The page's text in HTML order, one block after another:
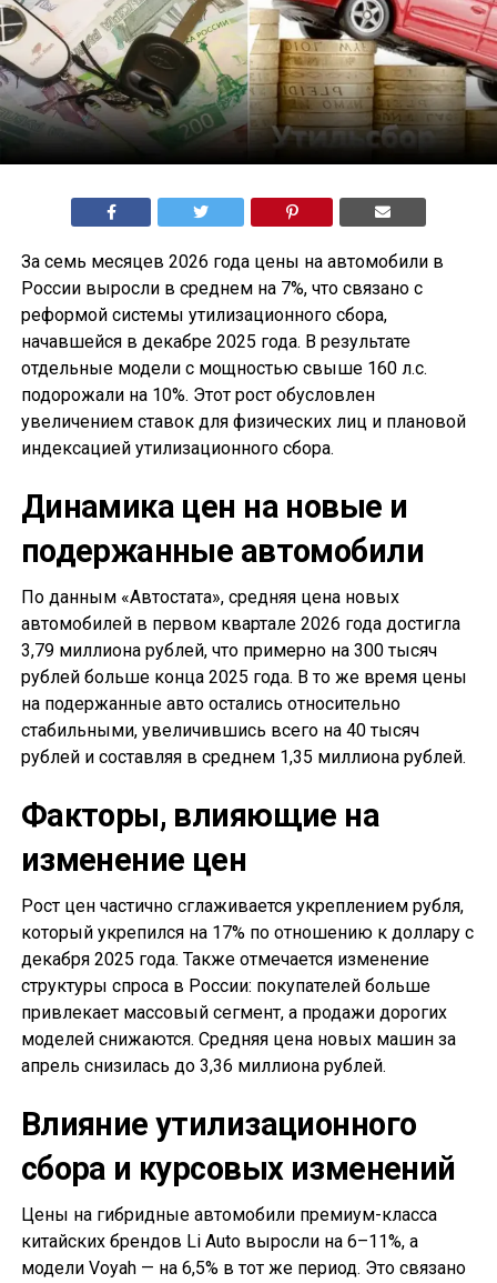
За семь месяцев 2026 года цены на автомобили в
России выросли в среднем на 7%, что связано с
реформой системы утилизационного сбора,
начавшейся в декабре 2025 года. В результате
отдельные модели с мощностью свыше 160 л.с.
подорожали на 10%. Этот рост обусловлен
увеличением ставок для физических лиц и плановой
индексацией утилизационного сбора.
Динамика цен на новые и
подержанные автомобили
По данным «Автостата», средняя цена новых
автомобилей в первом квартале 2026 года достигла
3,79 миллиона рублей, что примерно на 300 тысяч
рублей больше конца 2025 года. В то же время цены
на подержанные авто остались относительно
стабильными, увеличившись всего на 40 тысяч
рублей и составляя в среднем 1,35 миллиона рублей.
Факторы, влияющие на
изменение цен
Рост цен частично сглаживается укреплением рубля,
который укрепился на 17% по отношению к доллару с
декабря 2025 года. Также отмечается изменение
структуры спроса в России: покупателей больше
привлекает массовый сегмент, а продажи дорогих
моделей снижаются. Средняя цена новых машин за
апрель снизилась до 3,36 миллиона рублей.
Влияние утилизационного
сбора и курсовых изменений
Цены на гибридные автомобили премиум-класса
китайских брендов Li Auto выросли на 6–11%, а
модели Voyah — на 6,5% в тот же период. Это связано